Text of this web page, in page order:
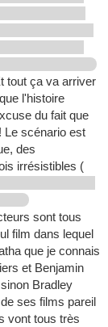
tout ça va arriver
l'histoire
du fait que
Le scénario est
des
irrésistibles (
sont tous
film dans lequel
que je connais
et Benjamin
Bradley
ses films pareil
vont tous très